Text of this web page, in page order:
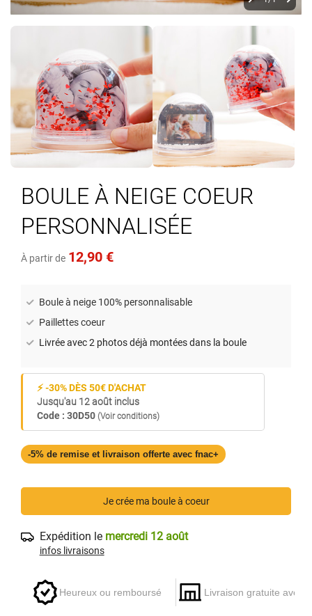
images
gallery
BOULE À NEIGE COEUR
PERSONNALISÉE
À partir de 12,90 €
Boule à neige 100% personnalisable
Paillettes coeur
Livrée avec 2 photos déjà montées dans la boule
⚡ -30% DÈS 50€ D'ACHAT
Jusqu'au 12 août inclus
Code : 30D50 (Voir conditions)
-5% de remise et livraison offerte avec fnac+
Je crée ma boule à coeur
Expédition le mercredi 12 août
infos livraisons
Heureux ou remboursé Livraison gratuite avec